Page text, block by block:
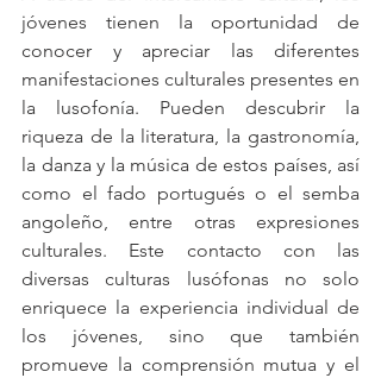
jóvenes tienen la oportunidad de
conocer y apreciar las diferentes
manifestaciones culturales presentes en
la lusofonía. Pueden descubrir la
riqueza de la literatura, la gastronomía,
la danza y la música de estos países, así
como el fado portugués o el semba
angoleño, entre otras expresiones
culturales. Este contacto con las
diversas culturas lusófonas no solo
enriquece la experiencia individual de
los jóvenes, sino que también
promueve la comprensión mutua y el